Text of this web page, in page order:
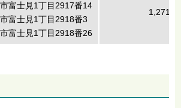
富士見1丁目2917番14
富士見1丁目2918番3
富士見1丁目2918番26